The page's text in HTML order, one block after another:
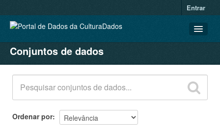
Entrar
CONJUNTOS DE DADOS
ORGANIZAÇÕES
GRUPOS
SOBRE
Conjuntos de dados
Ordenar por